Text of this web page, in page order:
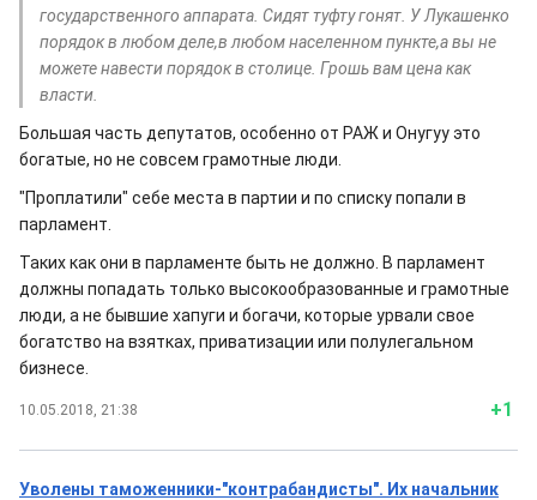
государственного аппарата. Сидят туфту гонят. У Лукашенко
порядок в любом деле,в любом населенном пункте,а вы не
можете навести порядок в столице. Грошь вам цена как
власти.
Большая часть депутатов, особенно от РАЖ и Онугуу это
богатые, но не совсем грамотные люди.
"Проплатили" себе места в партии и по списку попали в
парламент.
Таких как они в парламенте быть не должно. В парламент
должны попадать только высокообразованные и грамотные
люди, а не бывшие хапуги и богачи, которые урвали свое
богатство на взятках, приватизации или полулегальном
бизнесе.
10.05.2018, 21:38 +1
Уволены таможенники-"контрабандисты". Их начальник